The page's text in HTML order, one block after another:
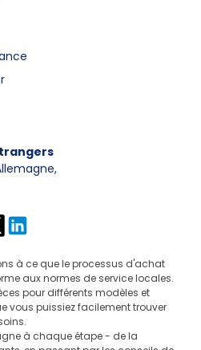
,
à ce que le processus d'achat
aux normes de service locales.
pour différents modèles et
vous puissiez facilement trouver
à chaque étape - de la